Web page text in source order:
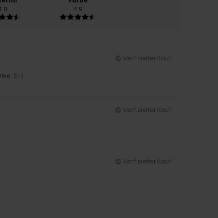
4.9
Verifizierter Kauf
: 5/5
Verifizierter Kauf
Verifizierter Kauf